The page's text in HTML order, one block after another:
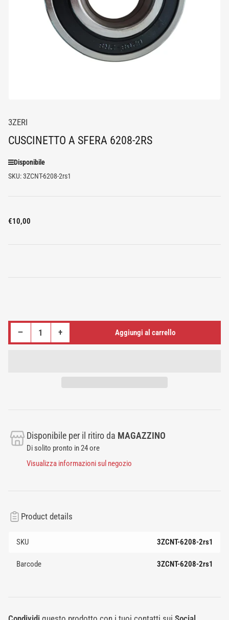
in
dialogo
modale
3ZERI
CUSCINETTO A SFERA 6208-2RS
Disponibile
SKU:3ZCNT-6208-2rs1
Prezzo
€10,00
−Riduci quantità per CUSCINETTO A SFERA 6208-2RS +Aumenta quantità per CUSCINETTO A SFERA 6208-2RS Aggiungi al carrello
Disponibile per il ritiro da MAGAZZINO
Di solito pronto in 24 ore
Visualizza informazioni sul negozio
Product details
SKU 3ZCNT-6208-2rs1
Barcode 3ZCNT-6208-2rs1